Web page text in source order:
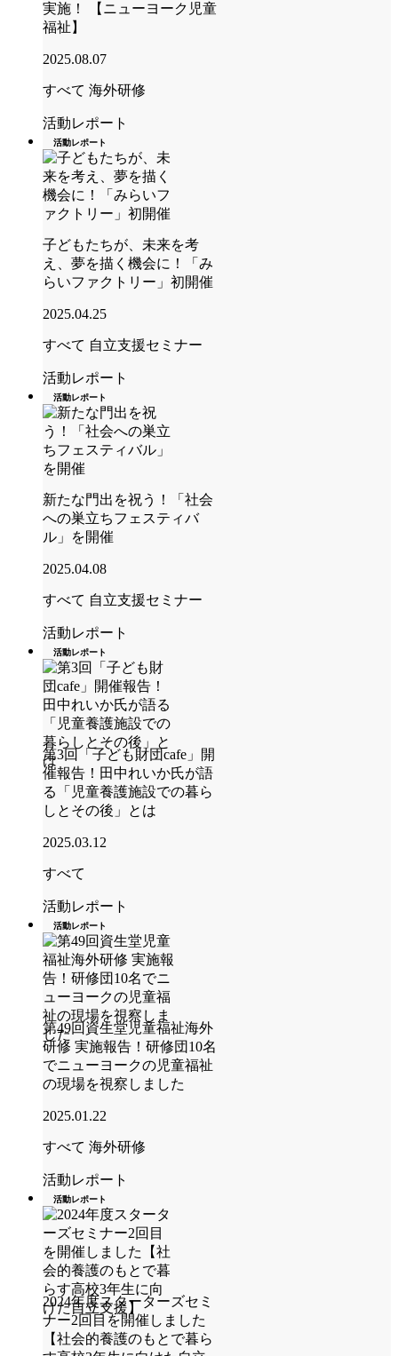
実施！ 【ニューヨーク児童
福祉】
2025.08.07
すべて 海外研修
活動レポート
活動レポート
子どもたちが、未来を考
え、夢を描く機会に！「み
らいファクトリー」初開催
2025.04.25
すべて 自立支援セミナー
活動レポート
活動レポート
新たな門出を祝う！「社会
への巣立ちフェスティバ
ル」を開催
2025.04.08
すべて 自立支援セミナー
活動レポート
活動レポート
第3回「子ども財団cafe」開
催報告！田中れいか氏が語
る「児童養護施設での暮ら
しとその後」とは
2025.03.12
すべて
活動レポート
活動レポート
第49回資生堂児童福祉海外
研修 実施報告！研修団10名
でニューヨークの児童福祉
の現場を視察しました
2025.01.22
すべて 海外研修
活動レポート
活動レポート
2024年度スターターズセミ
ナー2回目を開催しました
【社会的養護のもとで暮ら